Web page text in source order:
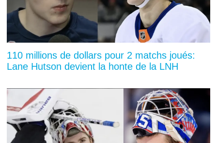
110 millions de dollars pour 2 matchs joués:
Lane Hutson devient la honte de la LNH